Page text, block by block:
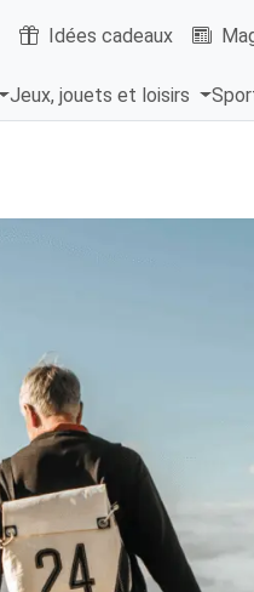
Idées cadeaux
Jeux, jouets et loisirs